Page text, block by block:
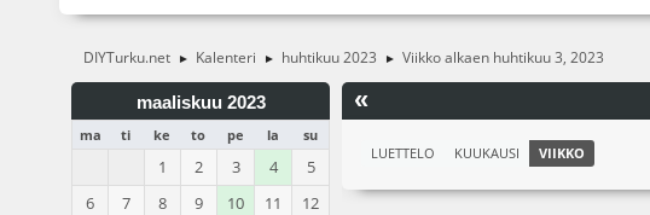
DIYTurku.net ► Kalenteri ► huhtikuu 2023 ► Viikko alkaen huhtikuu 3, 2023
maaliskuu 2023
ma ti ke to pe la su
1 2 3 4
5
6
7 8 9 10 11
12
«
LUETTELO KUUKAUSI VIIKKO